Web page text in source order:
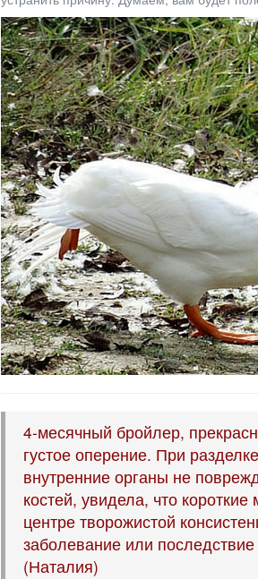
4-месячный бройлер,
густое оперение. При
внутренние органы не
костей, увидела, что
центре творожистой
заболевание или
(Наталия)